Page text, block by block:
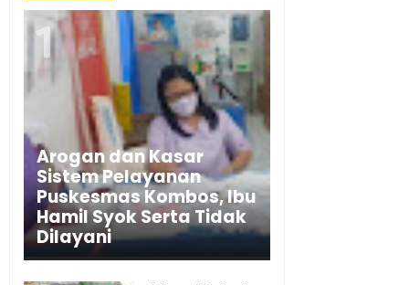
Arogan dan Kasar
Sistem Pelayanan
Puskesmas Kombos, Ibu
Hamil Syok Serta Tidak
Dilayani